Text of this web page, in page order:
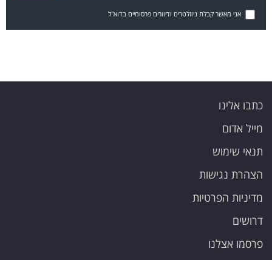
אני מאשר קבלת ניוזלטרים ודיוורים פרסומיים בדוא"ל
כתבו אלינו
מייל אדום
תנאי שימוש
הצהרת נגישות
מדיניות הפרטיות
דרושים
פרסמו אצלנו